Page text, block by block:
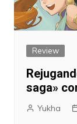
Review
saga»
Yukha